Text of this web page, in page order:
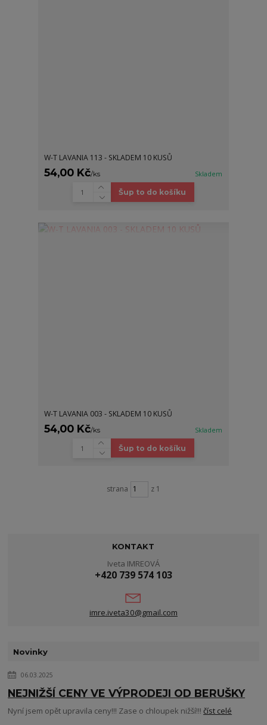
W-T LAVANIA 113 - SKLADEM 10 KUSŮ
54,00 Kč/ks Skladem
Šup to do košíku
W-T LAVANIA 003 - SKLADEM 10 KUSŮ
54,00 Kč/ks Skladem
Šup to do košíku
strana z 1
KONTAKT
Iveta IMREOVÁ
+420 739 574 103
imre.iveta30@gmail.com
Novinky
06.03.2025
NEJNIŽŠÍ CENY VE VÝPRODEJI OD BERUŠKY
Nyní jsem opět upravila ceny!!! Zase o chloupek nižší!!!číst celé